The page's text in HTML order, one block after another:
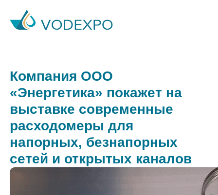
Компания ООО
«Энергетика» покажет на
выставке современные
расходомеры для
напорных, безнапорных
сетей и открытых каналов